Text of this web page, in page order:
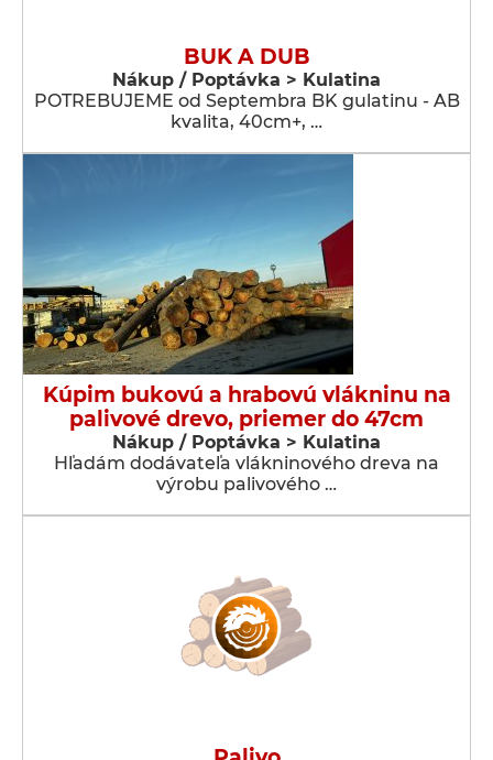
BUK A DUB
Nákup / Poptávka > Kulatina
POTREBUJEME od Septembra BK gulatinu - AB
kvalita, 40cm+, …
Kúpim bukovú a hrabovú vlákninu na
palivové drevo, priemer do 47cm
Nákup / Poptávka > Kulatina
Hľadám dodávateľa vlákninového dreva na
výrobu palivového …